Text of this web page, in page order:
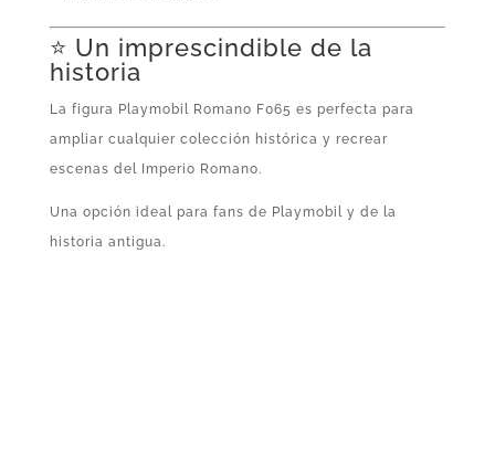
⭐ Un imprescindible de la
historia
La figura Playmobil Romano F065 es perfecta para
ampliar cualquier colección histórica y recrear
escenas del Imperio Romano.
Una opción ideal para fans de Playmobil y de la
historia antigua.